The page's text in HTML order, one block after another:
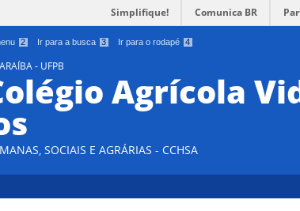
2 Ir para a busca 3 Ir para o rodapé 4
Simplifique! Comunica BR
- UFPB
Agrícola
SOCIAIS E AGRÁRIAS - CCHSA